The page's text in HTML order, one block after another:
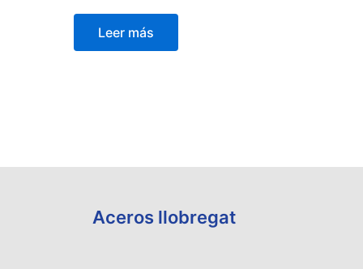
Leer más
Aceros llobregat